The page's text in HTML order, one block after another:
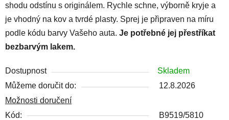
shodu odstínu s originálem. Rychle schne, výborně kryje a
je vhodný na kov a tvrdé plasty. Sprej je připraven na míru
podle kódu barvy Vašeho auta. Je potřebné jej přestříkat
bezbarvým lakem.
Dostupnost
Skladem
Můžeme doručit do:
12.8.2026
Možnosti doručení
Kód:
B9519/5810